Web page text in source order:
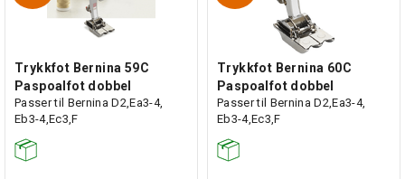
Trykkfot Bernina 59C
Paspoalfot dobbel
Passer til Bernina D2,Ea3-4,
Eb3-4,Ec3,F
Trykkfot Bernina 60C
Paspoalfot dobbel
Passer til Bernina D2,Ea3-4,
Eb3-4,Ec3,F